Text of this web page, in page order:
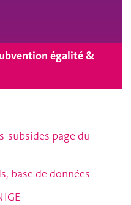
égalité &
subsides page du
base de données